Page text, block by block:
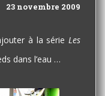
23 novembre 2009
à la série Les
dans l’eau …